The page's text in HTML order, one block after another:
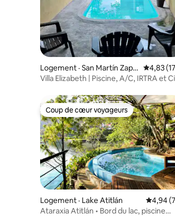
Logement · San Martín Zapo
titlán
Note
4,83
Villa Elizabeth | Piscine, A/C, IRTRA et
Coup de cœur voyageurs
Coup de cœur voyageurs
Logement · Lake Atitlán Note
4,94
Ataraxia Atitlán • Bord du lac, piscine